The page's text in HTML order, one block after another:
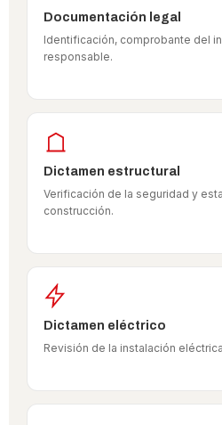
Documentación legal
Identificación, comprobante del
responsable.
Dictamen estructural
Verificación de la seguridad y
construcción.
Dictamen eléctrico
Revisión de la instalación